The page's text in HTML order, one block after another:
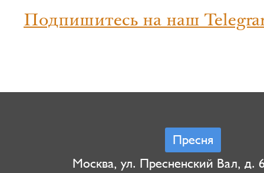
Подпишитесь на наш
Пресня
Москва, ул. Пресненский Вал, д.